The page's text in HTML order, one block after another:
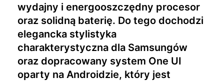
wydajny i energooszczędny procesor
oraz solidną baterię. Do tego dochodzi
elegancka stylistyka
charakterystyczna dla Samsungów
oraz dopracowany system One UI
oparty na Androidzie, który jest